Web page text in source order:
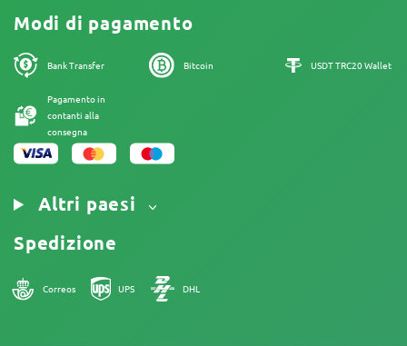
Programma di Affiliazione
I nostri autori
Mappa del sito
Informativa sulla Privacy
Informativa sui Cookies
Nota Legale
Modi di pagamento
Bank Transfer Bitcoin USDT TRC20 Wallet
Pagamento in
contanti alla
consegna
Altri paesi
Spedizione
Correos UPS DHL